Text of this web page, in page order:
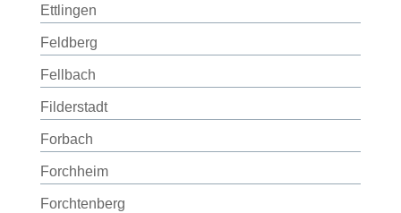
Ettlingen
Feldberg
Fellbach
Filderstadt
Forbach
Forchheim
Forchtenberg